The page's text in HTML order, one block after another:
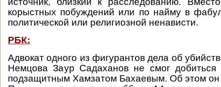
корыстных побуждений или по найму в
политической или религиозной ненависти.
РБК:
Адвокат одного из фигурантов дела об
Немцова Заур Садаханов не смог добиться
подзащитным Хамзатом Бахаевым. Об этом